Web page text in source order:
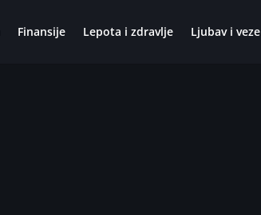
Finansije Lepota i zdravlje Ljubav i veze